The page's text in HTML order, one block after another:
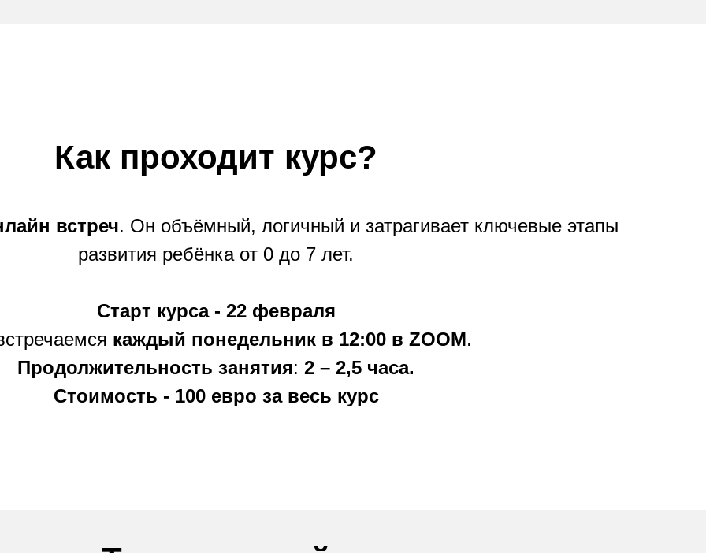
Как проходит курс?
встреч. Он объёмный, логичный и затрагивает ключевые этапы
развития ребёнка от 0 до 7 лет.
Старт курса - 22 февраля
каждый понедельник в 12:00 в ZOOM.
Продолжительность занятия: 2 – 2,5 часа.
Стоимость - 100 евро за весь курс